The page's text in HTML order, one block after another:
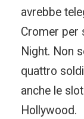
avrebbe
Cromer per
Night. Non
quattro
anche le
Hollywood.